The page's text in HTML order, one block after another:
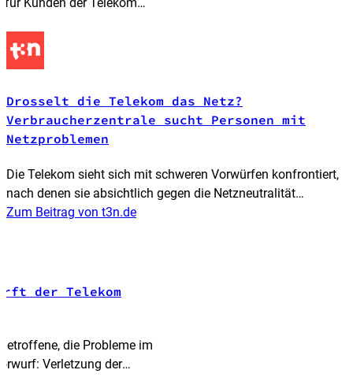
Drosselt die Telekom das Netz?
Verbraucherzentrale sucht Personen mit
Netzproblemen
Die Telekom sieht sich mit schweren Vorwürfen konfrontiert,
nach denen sie absichtlich gegen die Netzneutralität
verstoßen soll. Überzeugt davon ist nicht nur die
Zum Beitrag von t3n.de
der Telekom
die Probleme im
Verletzung der